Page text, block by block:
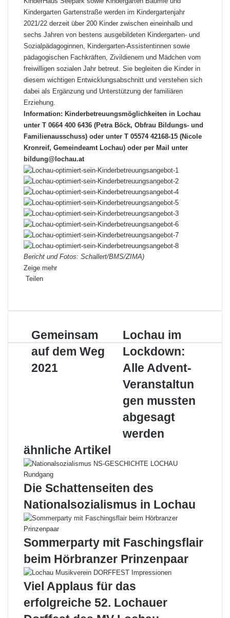
Kindergarten Gartenstraße werden im Kindergartenjahr
2021/22 derzeit über 200 Kinder zwischen eineinhalb und
sechs Jahren von bestens ausgebildeten Kindergarten- und
Sozialpädagoginnen, Kindergarten-Assistentinnen sowie
pädagogischen Fachkräften, Zivildienern und Mädchen vom
freiwilligen sozialen Jahr betreut. Sie begleiten die Kinder in
diesem wichtigen Entwicklungsabschnitt und verstehen sich
dabei als Ergänzung und Unterstützung der familiären
Erziehung.
Information: Kinderbetreuungsmöglichkeiten in Lochau
unter T 0664 400 6436 (Petra Böck, Obfrau Bildungs- und
Familienausschuss) oder unter T 05574 42168-15 (Nicole
Kronreif, Gemeindeamt Lochau) oder per Mail unter
bildung@lochau.at
Bericht und Fotos: Schallert/BMS/ZIMA)
Zeige mehr
Teilen
E-
Gemeinsam
auf
dem
Weg
Gemeinsam
auf dem Weg
2021
Lochau
im
Lockdown:
Alle
Veranstaltungen
mussten
abgesagt
werden
Lochau im
Lockdown:
Alle Advent-
Veranstaltun
gen mussten
abgesagt
werden
ähnliche Artikel
Die Schattenseiten des
Nationalsozialismus in Lochau
Sommerparty mit Faschingsflair
beim Hörbranzer Prinzenpaar
Viel Applaus für das
erfolgreiche 52. Lochauer